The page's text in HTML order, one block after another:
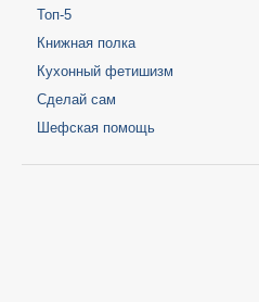
Топ-5
Книжная полка
Кухонный фетишизм
Сделай сам
Шефская помощь